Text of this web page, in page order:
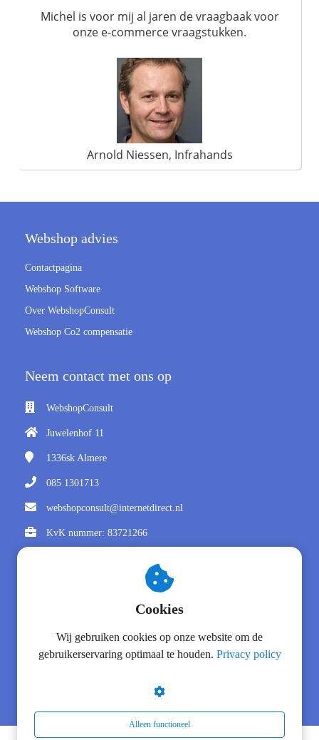
Michel is voor mij al jaren de vraagbaak voor
onze e-commerce vraagstukken.
Arnold Niessen, Infrahands
Webshop advies
Contactpagina
Webshop Software
Over WebshopConsult
Webshop Co2 compensatie
Neem contact met ons op
WebshopConsult
Juwelenhof 11
1336sk Almere
085 1301713
webshopconsult@internetdirect.nl
KvK nummer: 83721266
Cookies
Wij gebruiken cookies op onze website om de
gebruikerservaring optimaal te houden. Privacy policy
Alleen functioneel